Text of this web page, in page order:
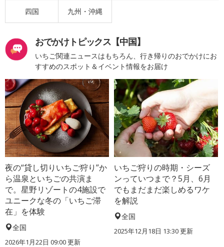
四国 九州・沖縄
おでかけトピックス【中国】
いちご関連ニュースはもちろん、行き帰りのおでかけにお
すすめのスポット＆イベント情報をお届け
夜の“貸し切りいちご狩り”か
ら温泉といちごの共演ま
で。星野リゾートの4施設で
ユニークな冬の「いちご滞
在」を体験
全国
2026年1月22日 09:00 更新
いちご狩りの時期・シーズ
ンっていつまで？5月、6月
でもまだまだ楽しめるワケ
を解説
全国
2025年12月18日 13:30 更新